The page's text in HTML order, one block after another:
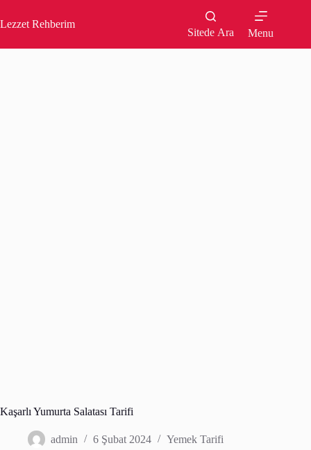
to
content
Lezzet Rehberim
Sitede Ara Menu
Kaşarlı Yumurta Salatası Tarifi
admin 6 Şubat 2024 Yemek Tarifi